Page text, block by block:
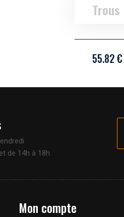
Trous
55.82
de 14h à 18h
Mon compte